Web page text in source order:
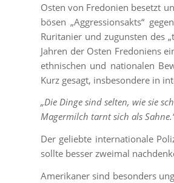
Osten von Fredonien besetzt
bösen „Aggressionsakts“
Ruritanier und zugunsten des
Jahren der Osten Fredoniens
ethnischen und nationalen
Kurz gesagt, insbesondere in
„Die Dinge sind selten, wie sie
Magermilch tarnt sich als
Der geliebte internationale
sollte besser zweimal
Amerikaner sind besonders